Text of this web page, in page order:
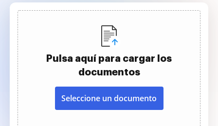
Pulsa aquí para cargar los
documentos
Seleccione un documento